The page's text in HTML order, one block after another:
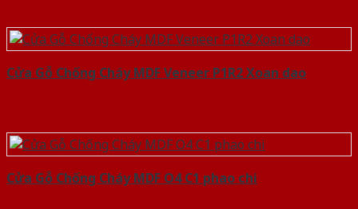
Cửa Gỗ Chống Cháy MDF Veneer P1R2 Xoan dao
Cửa Gỗ Chống Cháy MDF O4 C1 phao chi